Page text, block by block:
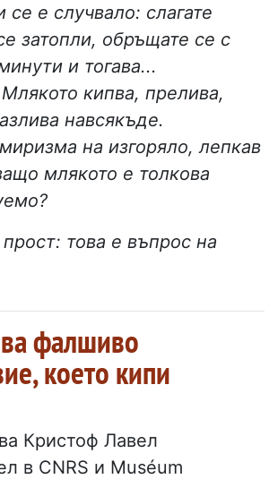
се е случвало: слагате
затопли, обръщате се с
и тогава...
кипва, прелива,
навсякъде.
на изгоряло, лепкав
млякото е толкова
това е въпрос на
фалшиво
което кипи
Кристоф Лавел
в CNRS и Muséum